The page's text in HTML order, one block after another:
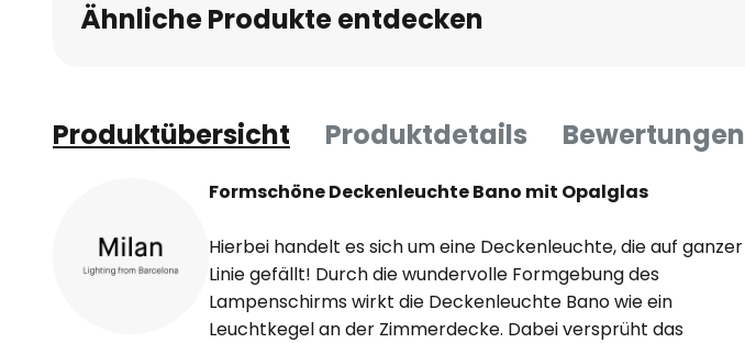
Ähnliche Produkte entdecken
Produktübersicht Produktdetails Bewertungen
Formschöne Deckenleuchte Bano mit Opalglas
Hierbei handelt es sich um eine Deckenleuchte, die auf ganzer
Linie gefällt! Durch die wundervolle Formgebung des
Lampenschirms wirkt die Deckenleuchte Bano wie ein
Leuchtkegel an der Zimmerdecke. Dabei versprüht das